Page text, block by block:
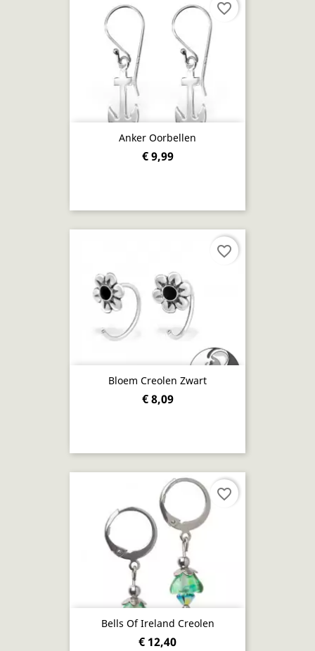
Anker Oorbellen
€ 9,99
favorite_border
Bloem Creolen Zwart
€ 8,09
favorite_border
Bells Of Ireland Creolen
€ 12,40
favorite_border